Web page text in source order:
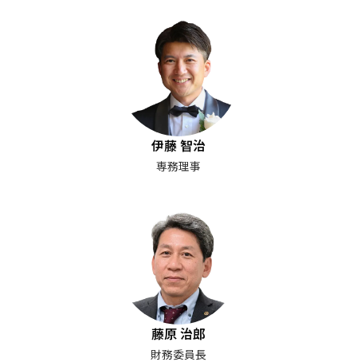
伊藤 智治
専務理事
藤原 治郎
財務委員長